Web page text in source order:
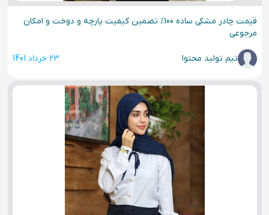
قیمت چادر مشکی ساده 100% تضمین کیفیت پارچه و دوخت و امکان
مرجوعی
تیم تولید محتوا 23 خرداد 1401